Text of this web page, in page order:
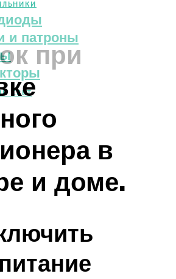
и патроны
СВЕТ
при
в
и доме.